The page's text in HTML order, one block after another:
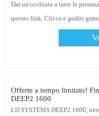
Dai un'occhiata a tutte le
questo link. Clicca e goditi
Offerte a tempo limitato!
DEEP2 1600
LD SYSTEMS DEEP2 1600,